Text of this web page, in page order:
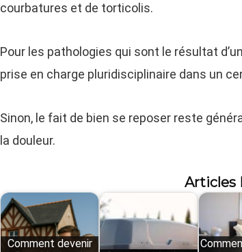
courbatures et de torticolis.
Pour les pathologies qui sont le résultat
prise en charge pluridisciplinaire dans un
Sinon, le fait de bien se reposer reste
la douleur.
Articles
Comment devenir